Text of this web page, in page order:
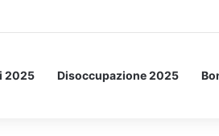
spaziale.
2025 Disoccupazione 2025